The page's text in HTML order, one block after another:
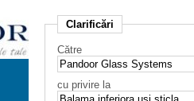
Clarificări
Către
cu privire la